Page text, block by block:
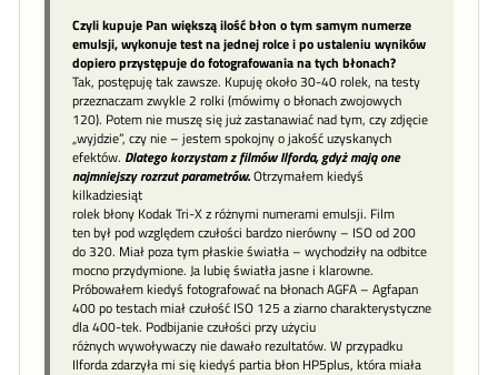
Czyli kupuje Pan większą ilość błon o tym samym numerze
emulsji, wykonuje test na jednej rolce i po ustaleniu wyników
dopiero przystępuje do fotografowania na tych błonach?
Tak, postępuję tak zawsze. Kupuję około 30-40 rolek, na testy
przeznaczam zwykle 2 rolki (mówimy o błonach zwojowych
120). Potem nie muszę się już zastanawiać nad tym, czy zdjęcie
„wyjdzie”, czy nie – jestem spokojny o jakość uzyskanych
efektów. Dlatego korzystam z filmów Ilforda, gdyż mają one
najmniejszy rozrzut parametrów.Otrzymałem kiedyś
kilkadziesiąt
rolek błony Kodak Tri-X z różnymi numerami emulsji. Film
ten był pod względem czułości bardzo nierówny – ISO od 200
do 320. Miał poza tym płaskie światła – wychodziły na odbitce
mocno przydymione. Ja lubię światła jasne i klarowne.
Próbowałem kiedyś fotografować na błonach AGFA – Agfapan
400 po testach miał czułość ISO 125 a ziarno charakterystyczne
dla 400-tek. Podbijanie czułości przy użyciu
różnych wywoływaczy nie dawało rezultatów. W przypadku
Ilforda zdarzyła mi się kiedyś partia błon HP5plus, która miała